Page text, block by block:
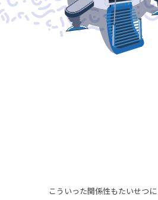
こういった関係性もたいせつ